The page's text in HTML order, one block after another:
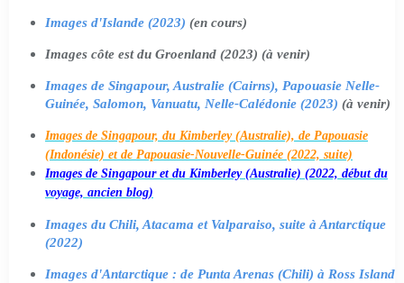
Images d'Islande (2023) (en cours)
Images côte est du Groenland (2023) (à venir)
Images de Singapour, Australie (Cairns), Papouasie Nelle-
Guinée, Salomon, Vanuatu, Nelle-Calédonie (2023) (à venir)
Images de Singapour, du Kimberley (Australie), de Papouasie
(Indonésie) et de Papouasie-Nouvelle-Guinée (2022, suite)
Images de Singapour et du Kimberley (Australie) (2022, début du
voyage, ancien blog)
Images du Chili, Atacama et Valparaiso, suite à Antarctique
(2022)
Images d'Antarctique : de Punta Arenas (Chili) à Ross Island